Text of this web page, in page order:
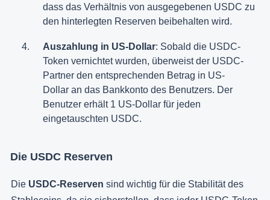
dass das Verhältnis von ausgegebenen USDC zu
den hinterlegten Reserven beibehalten wird.
Auszahlung in US-Dollar: Sobald die USDC-
Token vernichtet wurden, überweist der USDC-
Partner den entsprechenden Betrag in US-
Dollar an das Bankkonto des Benutzers. Der
Benutzer erhält 1 US-Dollar für jeden
eingetauschten USDC.
Die USDC Reserven
Die USDC-Reserven sind wichtig für die Stabilität des